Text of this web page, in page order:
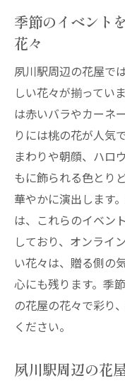
季節のイベント
花々
夙川駅周辺の花屋で
しい花々が揃ってい
は赤いバラやカーネ
りには桃の花が人気
まわりや朝顔、ハロ
もに飾られる色とり
華やかに演出します
は、これらのイベン
しており、オンライ
い花々は、贈る側の
心にも残ります。季
の花屋の花々で彩り
ください。
夙川駅周辺の花